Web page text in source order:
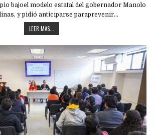
bajoel modelo estatal del gobernador Manolo
y pidió anticiparse paraprevenir…
LEER MAS...